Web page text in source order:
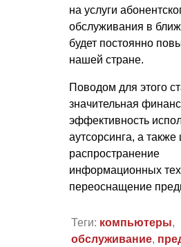
на услуги
обслуживания в
будет постоянно
нашей стране.
Поводом для этого
значительная
эффективность
аутсорсинга, а
распространение
информационных
переоснащение
Теги: компьютеры,
обслуживание,